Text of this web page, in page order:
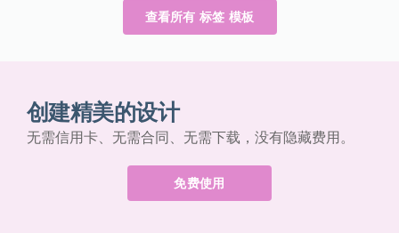
查看所有 标签 模板
创建精美的设计
无需信用卡、无需合同、无需下载，没有隐藏费用。
免费使用